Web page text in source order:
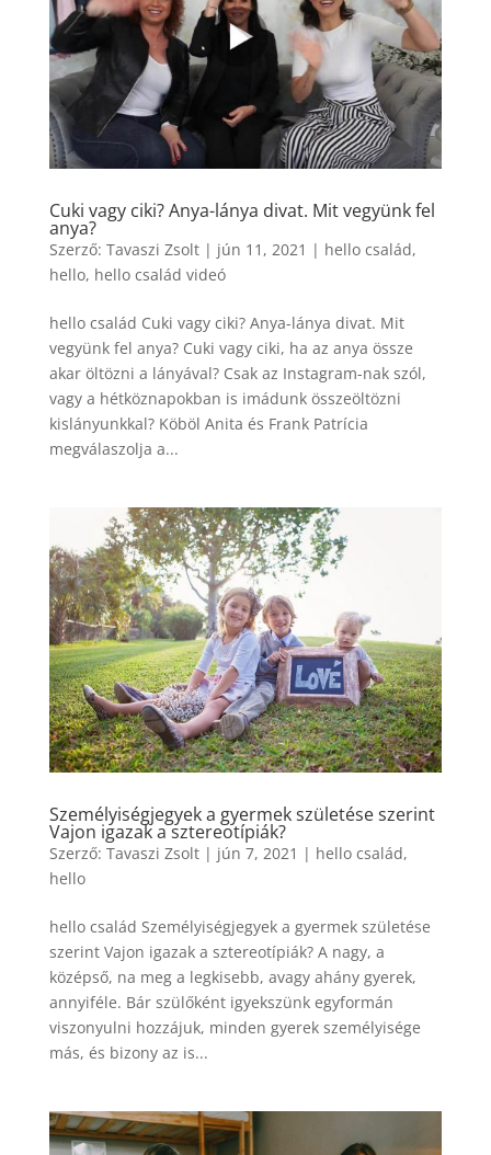
Cuki vagy ciki? Anya-lánya divat. Mit vegyünk fel
anya?
Szerző: Tavaszi Zsolt| jún 11, 2021 | hello család,
hello, hello család videó
hello család Cuki vagy ciki? Anya-lánya divat. Mit
vegyünk fel anya? Cuki vagy ciki, ha az anya össze
akar öltözni a lányával? Csak az Instagram-nak szól,
vagy a hétköznapokban is imádunk összeöltözni
kislányunkkal? Köböl Anita és Frank Patrícia
megválaszolja a...
Személyiségjegyek a gyermek születése szerint
Vajon igazak a sztereotípiák?
Szerző: Tavaszi Zsolt| jún 7, 2021 | hello család,
hello
hello család Személyiségjegyek a gyermek születése
szerint Vajon igazak a sztereotípiák? A nagy, a
középső, na meg a legkisebb, avagy ahány gyerek,
annyiféle. Bár szülőként igyekszünk egyformán
viszonyulni hozzájuk, minden gyerek személyisége
más, és bizony az is...